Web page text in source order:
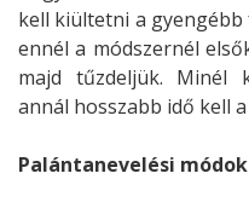
kell kiültetni a
ennél a módszernél
majd tűzdeljük. Minél
annál hosszabb idő kell
Palántanevelési módok